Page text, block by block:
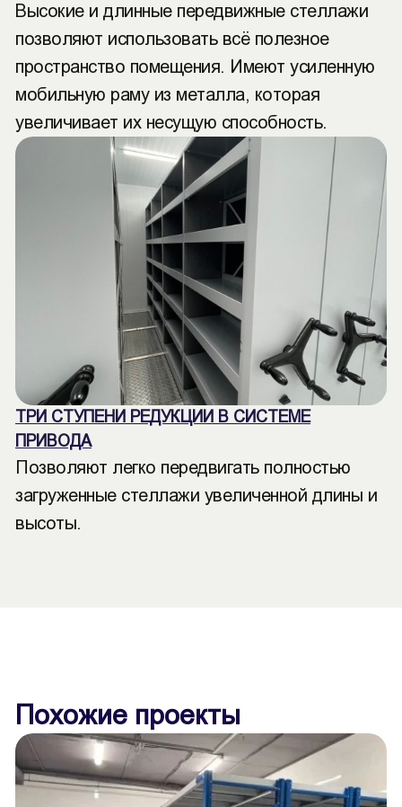
Высокие и длинные передвижные стеллажи
позволяют использовать всё полезное
пространство помещения. Имеют усиленную
мобильную раму из металла, которая
увеличивает их несущую способность.
ТРИ СТУПЕНИ РЕДУКЦИИ В СИСТЕМЕ
ПРИВОДА
Позволяют легко передвигать полностью
загруженные стеллажи увеличенной длины и
высоты.
Похожие проекты